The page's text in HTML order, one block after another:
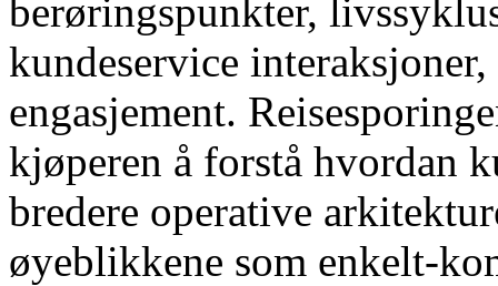
berøringspunkter,
kundeservice
engasjement.
kjøperen å forstå hvordan
bredere operative
øyeblikkene som enkelt-